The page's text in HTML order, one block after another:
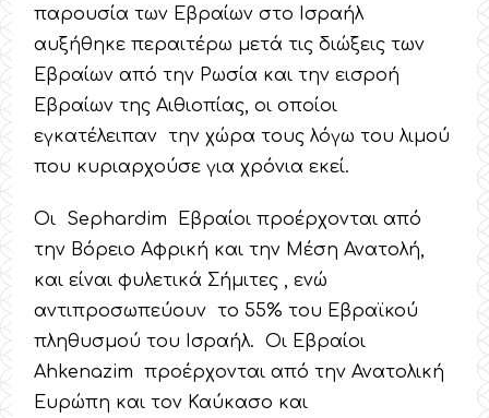
παρουσία των Εβραίων στο Ισραήλ
αυξήθηκε περαιτέρω μετά τις διώξεις των
Εβραίων από την Ρωσία και την εισροή
Εβραίων της Αιθιοπίας, οι οποίοι
εγκατέλειπαν την χώρα τους λόγω του λιμού
που κυριαρχούσε για χρόνια εκεί.
Οι Sephardim Εβραίοι προέρχονται από
την Βόρειο Αφρική και την Μέση Ανατολή,
και είναι φυλετικά Σήμιτες , ενώ
αντιπροσωπεύουν το 55% του Εβραϊκού
πληθυσμού του Ισραήλ. Οι Εβραίοι
Ahkenazim προέρχονται από την Ανατολική
Ευρώπη και τον Καύκασο και